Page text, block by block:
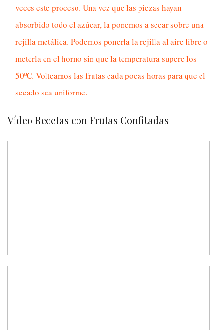
veces este proceso. Una vez que las piezas hayan
absorbido todo el azúcar, la ponemos a secar sobre una
rejilla metálica. Podemos ponerla la rejilla al aire libre o
meterla en el horno sin que la temperatura supere los
50ºC. Volteamos las frutas cada pocas horas para que el
secado sea uniforme.
Vídeo Recetas con Frutas Confitadas